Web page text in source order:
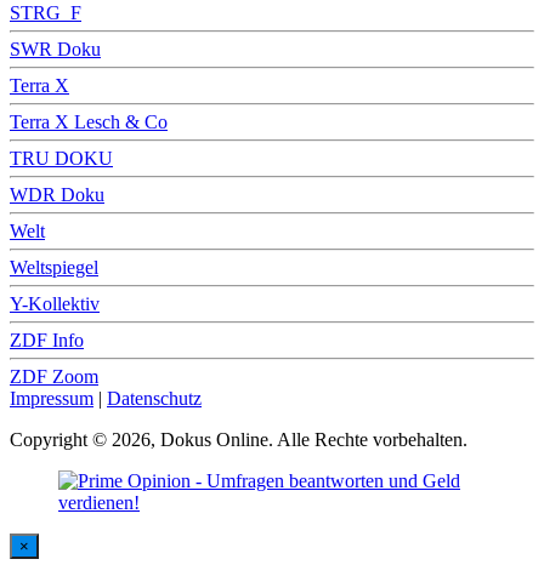
STRG_F
SWR Doku
Terra X
Terra X Lesch & Co
TRU DOKU
WDR Doku
Welt
Weltspiegel
Y-Kollektiv
ZDF Info
ZDF Zoom
Impressum | Datenschutz
Copyright © 2026, Dokus Online. Alle Rechte vorbehalten.
×